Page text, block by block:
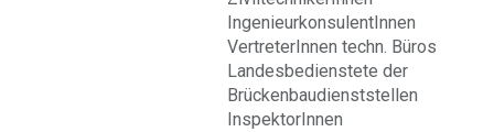
IngenieurkonsulentInnen
VertreterInnen techn. Büros
Landesbedienstete der
Brückenbaudienststellen
InspektorInnen